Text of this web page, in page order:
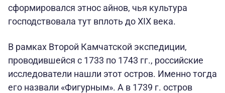
сформировался этнос айнов, чья культура
господствовала тут вплоть до XIX века.
В рамках Второй Камчатской экспедиции,
проводившейся с 1733 по 1743 гг., российские
исследователи нашли этот остров. Именно тогда
его назвали «Фигурным». А в 1739 г. остров